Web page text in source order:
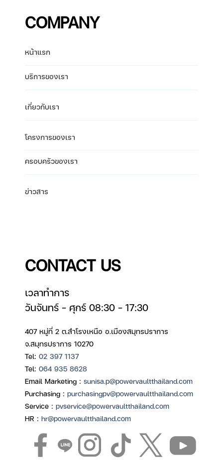
COMPANY
หน้าแรก
บริการของเรา
เกี่ยวกับเรา
โครงการของเรา
ครอบครัวของเรา
ข่าวสาร
CONTACT US
เวลาทำการ
วันจันทร์ – ศุกร์ 08:30 – 17:30
407 หมู่ที่ 2 ต.สำโรงเหนือ อ.เมืองสมุทรปราการ
จ.สมุทรปราการ 10270
Tel: 02 397 1137
Tel: 064 935 8628
Email Marketing : sunisa.p@powervaultthailand.com
Purchasing : purchasingpv@powervaultthailand.com
Service : pvservice@powervaultthailand.com
HR : hr@powervaultthailand.com